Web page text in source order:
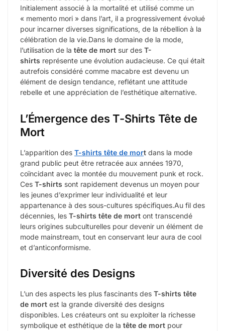
Initialement associé à la mortalité et utilisé comme un
« memento mori » dans l’art, il a progressivement évolué
pour incarner diverses significations, de la rébellion à la
célébration de la vie.Dans le domaine de la mode,
l’utilisation de la tête de mort sur des T-
shirts représente une évolution audacieuse. Ce qui était
autrefois considéré comme macabre est devenu un
élément de design tendance, reflétant une attitude
rebelle et une appréciation de l’esthétique alternative.
L’Émergence des T-Shirts Tête de
Mort
L’apparition des T-shirts tête de mort dans la mode
grand public peut être retracée aux années 1970,
coïncidant avec la montée du mouvement punk et rock.
Ces T-shirts sont rapidement devenus un moyen pour
les jeunes d’exprimer leur individualité et leur
appartenance à des sous-cultures spécifiques.Au fil des
décennies, les T-shirts tête de mort ont transcendé
leurs origines subculturelles pour devenir un élément de
mode mainstream, tout en conservant leur aura de cool
et d’anticonformisme.
Diversité des Designs
L’un des aspects les plus fascinants des T-shirts tête
de mort est la grande diversité des designs
disponibles. Les créateurs ont su exploiter la richesse
symbolique et esthétique de la tête de mort pour